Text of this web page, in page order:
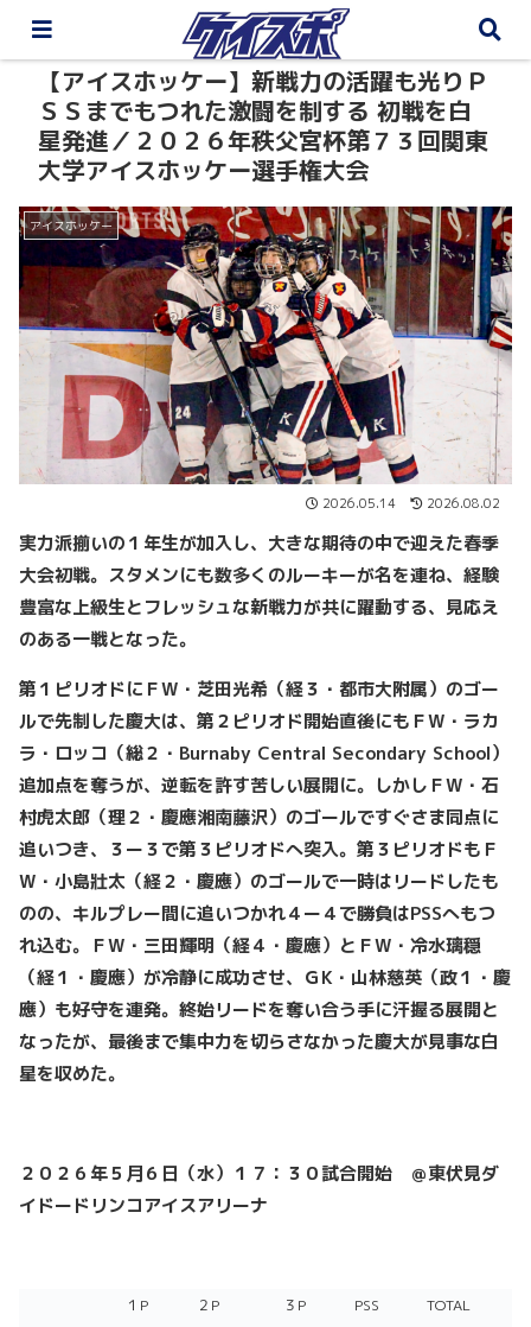
【アイスホッケー】新戦力の活躍も光りＰ
ＳＳまでもつれた激闘を制する 初戦を白
星発進／２０２６年秩父宮杯第７３回関東
大学アイスホッケー選手権大会
アイスホッケー
2026.05.14 2026.08.02
実力派揃いの１年生が加入し、大きな期待の中で迎えた春季
大会初戦。スタメンにも数多くのルーキーが名を連ね、経験
豊富な上級生とフレッシュな新戦力が共に躍動する、見応え
のある一戦となった。
第１ピリオドにＦW・芝田光希（経３・都市大附属）のゴー
ルで先制した慶大は、第２ピリオド開始直後にもＦW・ラカ
ラ・ロッコ（総２・Burnaby Central Secondary School）
追加点を奪うが、逆転を許す苦しい展開に。しかしＦW・石
村虎太郎（理２・慶應湘南藤沢）のゴールですぐさま同点に
追いつき、３ー３で第３ピリオドへ突入。第３ピリオドもＦ
W・小島壯太（経２・慶應）のゴールで一時はリードしたも
のの、キルプレー間に追いつかれ４ー４で勝負はPSSへもつ
れ込む。ＦW・三田輝明（経４・慶應）とＦW・冷水璃穏
（経１・慶應）が冷静に成功させ、ＧK・山林慈英（政１・慶
應）も好守を連発。終始リードを奪い合う手に汗握る展開と
なったが、最後まで集中力を切らさなかった慶大が見事な白
星を収めた。
２０２６年５月６日（水）１７：３０試合開始 ＠東伏見ダ
イドードリンコアイスアリーナ
１P ２P ３P PSS TOTAL